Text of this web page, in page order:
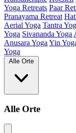
Yoga Retreats Paar
Pranayama Retreat
Aerial Yoga Tantra
Yoga Sivananda Yoga
Anusara Yoga Yin
Yoga
Alle Orte
Alle Orte